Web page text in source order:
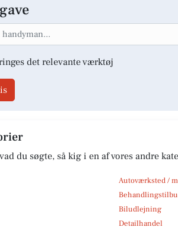
det relevante værktøj
du søgte, så kig i en af vores andre
Autoværksted /
Biludlejning
Detailhandel